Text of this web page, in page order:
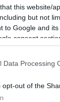
this website/
but not
to Google and
consent
Data Processing
opt-out of the